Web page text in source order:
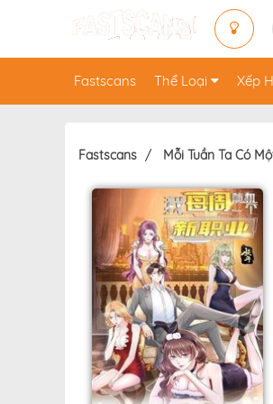
Fastscans Thể Loại Xếp
Fastscans Mỗi Tuần Ta Có